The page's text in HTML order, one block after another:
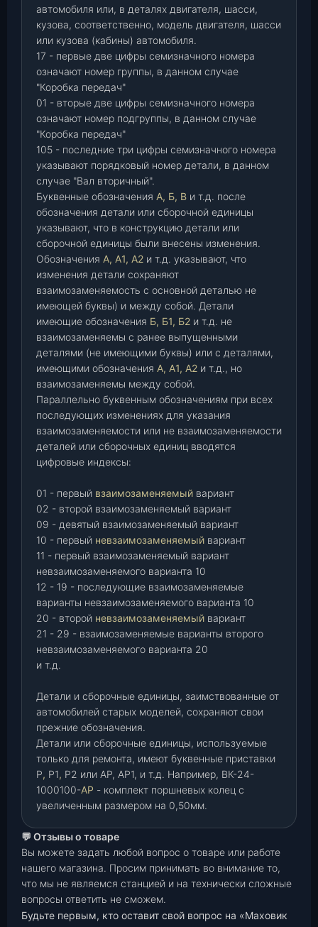
автомобиля или, в деталях двигателя, шасси,
кузова, соответственно, модель двигателя, шасси
или кузова (кабины) автомобиля.
17 - первые две цифры семизначного номера
означают номер группы, в данном случае
"Коробка передач"
01 - вторые две цифры семизначного номера
означают номер подгруппы, в данном случае
"Коробка передач"
105 - последние три цифры семизначного номера
указывают порядковый номер детали, в данном
случае "Вал вторичный".
Буквенные обозначения А, Б, В и т.д. после
обозначения детали или сборочной единицы
указывают, что в конструкцию детали или
сборочной единицы были внесены изменения.
Обозначения А, А1, А2 и т.д. указывают, что
изменения детали сохраняют
взаимозаменяемость с основной деталью не
имеющей буквы) и между собой. Детали
имеющие обозначения Б, Б1, Б2 и т.д. не
взаимозаменяемы с ранее выпущенными
деталями (не имеющими буквы) или с деталями,
имеющими обозначения А, А1, А2 и т.д., но
взаимозаменяемы между собой.
Параллельно буквенным обозначениям при всех
последующих изменениях для указания
взаимозаменяемости или не взаимозаменяемости
деталей или сборочных единиц вводятся
цифровые индексы:
01 - первый взаимозаменяемый вариант
02 - второй взаимозаменяемый вариант
09 - девятый взаимозаменяемый вариант
10 - первый невзаимозаменяемый вариант
11 - первый взаимозаменяемый вариант
невзаимозаменяемого варианта 10
12 - 19 - последующие взаимозаменяемые
варианты невзаимозаменяемого варианта 10
20 - второй невзаимозаменяемый вариант
21 - 29 - взаимозаменяемые варианты второго
невзаимозаменяемого варианта 20
и т.д.
Детали и сборочные единицы, заимствованные от
автомобилей старых моделей, сохраняют свои
прежние обозначения.
Детали или сборочные единицы, используемые
только для ремонта, имеют буквенные приставки
Р, Р1, Р2 или АР, АР1, и т.д. Например, ВК-24-
1000100-АР - комплект поршневых колец с
увеличенным размером на 0,50мм.
💬 Отзывы о товаре
Вы можете задать любой вопрос о товаре или работе
нашего магазина. Просим принимать во внимание то,
что мы не являемся станцией и на технически сложные
вопросы ответить не сможем.
Будьте первым, кто оставит свой вопрос на «Маховик